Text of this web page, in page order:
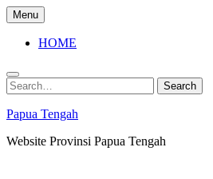
Skip
to
content
Menu
HOME
Search
for:
Search
Papua Tengah
Website Provinsi Papua Tengah